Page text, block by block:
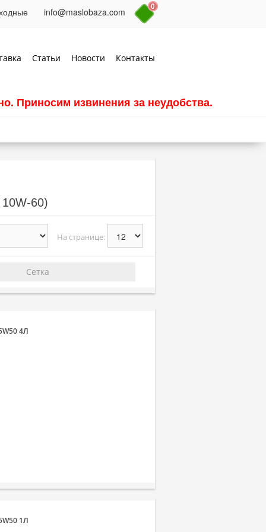
info@maslobaza.com 0
Статьи Новости Контакты
Приносим извинения за неудобства.
60)
На странице:
Сетка
4Л
1Л